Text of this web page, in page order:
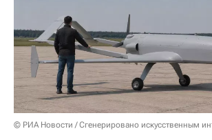
© РИА Новости / Сгенерировано искусственным